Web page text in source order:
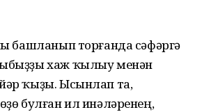
башланып торғанда сәфәргә
хаж ҡылыу менән
ҡыҙы. Ысынлап та,
булған ил инәләренең,